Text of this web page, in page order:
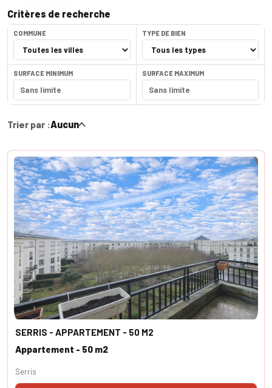
Critères de recherche
COMMUNE TYPE DE BIEN
SURFACE MINIMUM SURFACE MAXIMUM
Trier par :Aucun
SERRIS - APPARTEMENT - 50 M2
Appartement - 50 m2
Serris